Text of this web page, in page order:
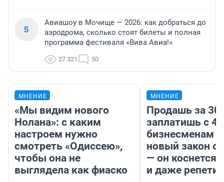
5
Авиашоу в Мочище — 2026: как добраться до
аэродрома, сколько стоят билеты и полная
программа фестиваля «Вива Авиа!»
27 321 50
МНЕНИЕ
«Мы видим нового
Нолана»: с каким
настроем нужно
смотреть «Одиссею»,
чтобы она не
выглядела как фиаско
МНЕНИЕ
Продашь за
заплатишь с
бизнесменам
новый закон о
— он коснется
и даже